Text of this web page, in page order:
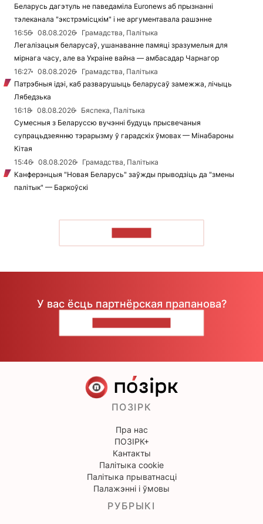
Беларусь дагэтуль не паведаміла Euronews аб прызнанні
тэлеканала "экстрэмісцкім" і не аргументавала рашэнне
16:56
08.08.2026
Грамадства, Палітыка
Легалізацыя беларусаў, ушанаванне памяці зразумелыя для
мірнага часу, але ва Украіне вайна — амбасадар Чарнагор
16:27
08.08.2026
Грамадства, Палітыка
Патрэбныя ідэі, каб разварушыць беларусаў замежжа, лічыць
Лябедзька
16:18
08.08.2026
Бяспека, Палітыка
Сумесныя з Беларуссю вучэнні будуць прысвечаныя
супрацьдзеянню тэрарызму ў гарадскіх ўмовах — Мінабароны
Кітая
15:46
08.08.2026
Грамадства, Палітыка
Канферэнцыя "Новая Беларусь" заўжды прыводзіць да "змены
палітык" — Баркоўскі
У вас ёсць партнёрская прапанова?
ПОЗІРК
Пра нас
ПОЗІРК+
Кантакты
Палітыка cookie
Палітыка прыватнасці
Палажэнні і ўмовы
РУБРЫКІ